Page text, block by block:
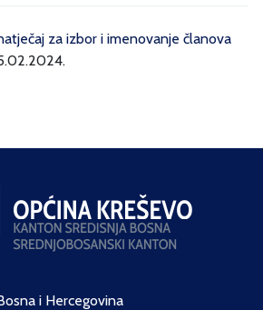
za izbor i imenovanje članova
i Hercegovina